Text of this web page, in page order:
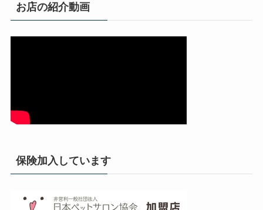
お店の紹介動画
保険加入しています